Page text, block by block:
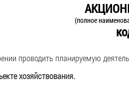
(полное
проводить планируемую
хозяйствования.